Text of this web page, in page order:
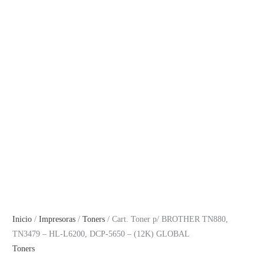
Inicio /Impresoras /Toners / Cart. Toner p/ BROTHER TN880,
TN3479 – HL-L6200, DCP-5650 – (12K) GLOBAL
Toners